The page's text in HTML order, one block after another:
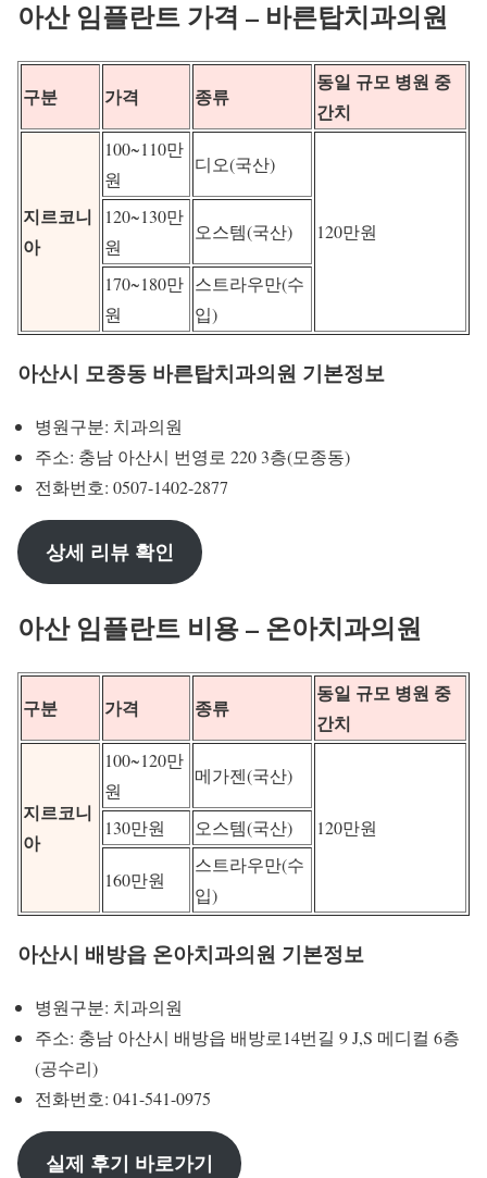
아산 임플란트 가격 – 바른탑치과의원
구분 가격 종류
동일 규모 병원 중
간치
지르코니
아
100~110만
원
디오(국산)
120만원
120~130만
원
오스템(국산)
170~180만
원
스트라우만(수
입)
아산시 모종동 바른탑치과의원 기본정보
병원구분: 치과의원
주소: 충남 아산시 번영로 220 3층(모종동)
전화번호: 0507-1402-2877
상세 리뷰 확인
아산 임플란트 비용 – 온아치과의원
구분 가격 종류
동일 규모 병원 중
간치
지르코니
아
100~120만
원
메가젠(국산)
120만원
130만원 오스템(국산)
160만원
스트라우만(수
입)
아산시 배방읍 온아치과의원 기본정보
병원구분: 치과의원
주소: 충남 아산시 배방읍 배방로14번길 9 J,S 메디컬 6층
(공수리)
전화번호: 041-541-0975
실제 후기 바로가기